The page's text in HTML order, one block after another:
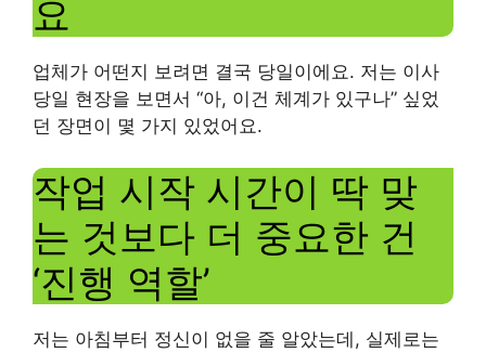
요
업체가 어떤지 보려면 결국 당일이에요. 저는 이사
당일 현장을 보면서 “아, 이건 체계가 있구나” 싶었
던 장면이 몇 가지 있었어요.
작업 시작 시간이 딱 맞
는 것보다 더 중요한 건
‘진행 역할’
저는 아침부터 정신이 없을 줄 알았는데, 실제로는